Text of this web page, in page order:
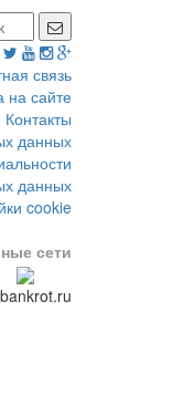
связь
на сайте
Контакты
данных
данных
cookie
сети